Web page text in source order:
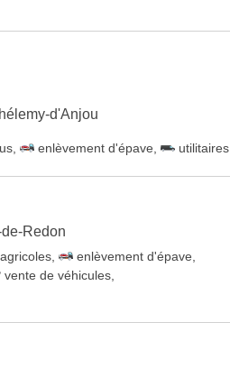
d'Anjou
enlèvement d'épave utilitaires
Redon
enlèvement d'épave
vente de véhicules